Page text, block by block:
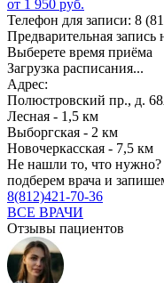
от 1 950 руб.
Телефон для записи: 8
Предварительная запись
Выберете время приёма
Загрузка расписания...
Адрес:
Полюстровский пр., д.
Лесная - 1,5 км
Выборгская - 2 км
Новочеркасская - 7,5 км
Не нашли то, что нужно?
подберем врача и
8(812)421-70-36
ВСЕ ВРАЧИ
Отзывы пациентов